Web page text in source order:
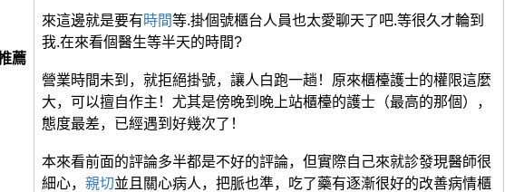
薦
來這邊就是要有時間等.掛個號櫃台人員也太愛聊天了吧.等很久才輪到
我.在來看個醫生等半天的時間?
營業時間未到，就拒絕掛號，讓人白跑一趟！原來櫃檯護士的權限這麼
大，可以擅自作主！尤其是傍晚到晚上站櫃檯的護士（最高的那個），
態度最差，已經遇到好幾次了！
本來看前面的評論多半都是不好的評論，但實際自己來就診發現醫師很
細心， 親切並且關心病人，把脈也準，吃了藥有逐漸很好的改善病情櫃